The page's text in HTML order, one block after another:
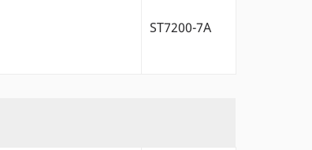
ST7200-7A